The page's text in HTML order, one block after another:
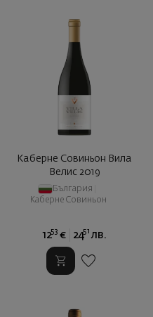
Каберне Совиньон Вила
Велис 2019
България
Каберне Совиньон
1253 € 2451 лв.